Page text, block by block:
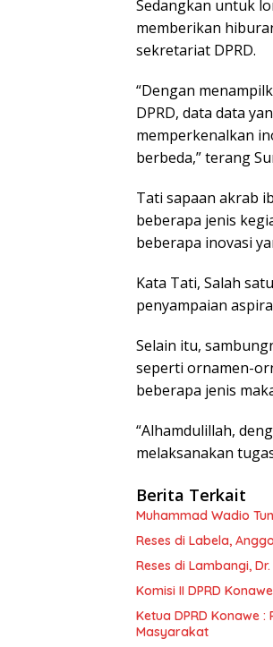
Sedangkan untuk
memberikan
sekretariat DPRD.
“Dengan
DPRD, data data
memperkenalkan
berbeda,” terang
Tati sapaan akrab
beberapa jenis
beberapa inovasi
Kata Tati, Salah
penyampaian
Selain itu,
seperti ornamen-
beberapa jenis
“Alhamdulillah,
melaksanakan
Berita Terkait
Muhammad Wadio
Reses di Labela,
Reses di Lambangi,
Komisi II DPRD
Ketua DPRD Konawe
Masyarakat